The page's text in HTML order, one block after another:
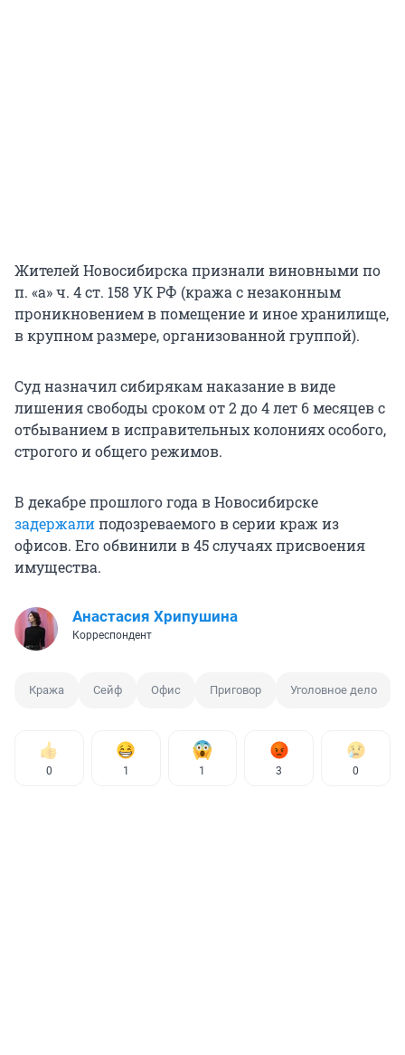
Жителей Новосибирска признали виновными по
п. «а» ч. 4 ст. 158 УК РФ (кража с незаконным
проникновением в помещение и иное хранилище,
в крупном размере, организованной группой).
Суд назначил сибирякам наказание в виде
лишения свободы сроком от 2 до 4 лет 6 месяцев с
отбыванием в исправительных колониях особого,
строгого и общего режимов.
В декабре прошлого года в Новосибирске
задержалиподозреваемого в серии краж из
офисов. Его обвинили в 45 случаях присвоения
имущества.
Анастасия Хрипушина
Корреспондент
Кража Сейф Офис Приговор Уголовное дело
0 1 1 3 0